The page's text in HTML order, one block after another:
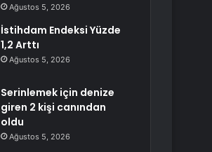
Ağustos 5, 2026
İstihdam Endeksi Yüzde
1,2 Arttı
Ağustos 5, 2026
Serinlemek için denize
giren 2 kişi canından
oldu
Ağustos 5, 2026